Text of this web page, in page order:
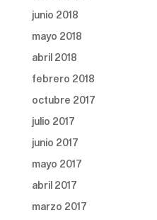
junio 2018
mayo 2018
abril 2018
febrero 2018
octubre 2017
julio 2017
junio 2017
mayo 2017
abril 2017
marzo 2017